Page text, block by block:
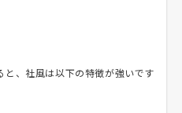
、社風は以下の特徴が強いです